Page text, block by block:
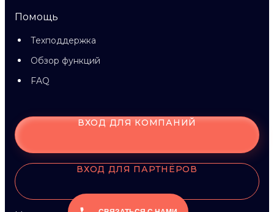
Помощь
Техподдержка
Обзор функций
FAQ
ВХОД ДЛЯ КОМПАНИЙ
ВХОД ДЛЯ ПАРТНЁРОВ